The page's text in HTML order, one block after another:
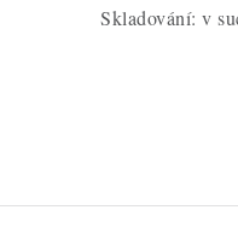
Skladování: v